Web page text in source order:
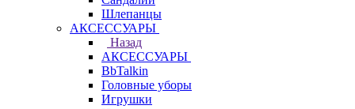
Шлепанцы
АКСЕССУАРЫ
Назад
АКСЕССУАРЫ
BbTalkin
Головные уборы
Игрушки